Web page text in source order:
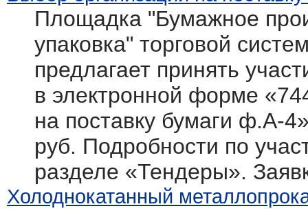
Площадка "Бумажное
упаковка" торговой
предлагает принять
в электронной форме
на поставку бумаги ф.А-
руб. Подробности по
разделе «Тендеры».
Холоднокатанный